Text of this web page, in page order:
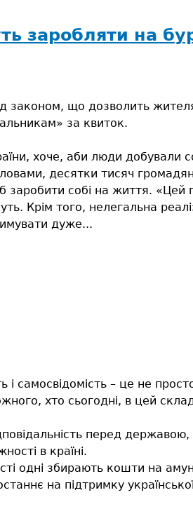
заробляти на
законом, що дозволить
за квиток.
хоче, аби люди добували
десятки тисяч
заробити собі на життя.
Крім того, нелегальна
дуже...
самосвідомість – це не
хто сьогодні, в цей
перед
в країні.
одні збирають кошти на
на підтримку